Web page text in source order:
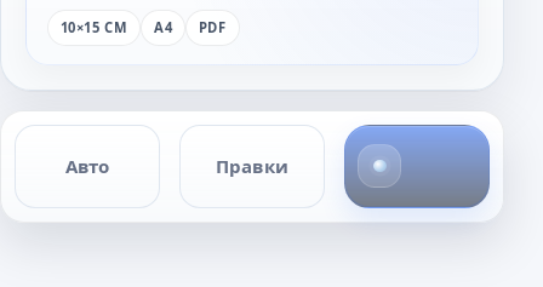
10×15 СМ A4 PDF
Авто Правки